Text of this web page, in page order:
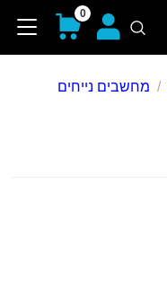
0
מחשבים נייחים